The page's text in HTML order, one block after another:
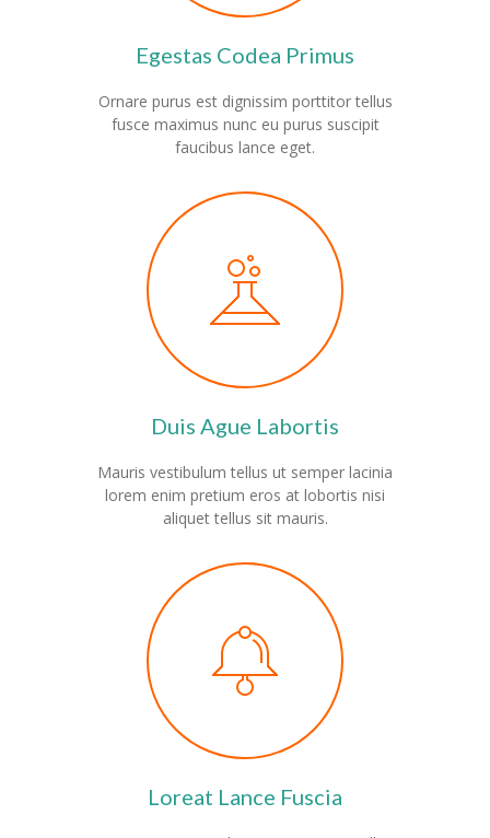
Egestas Codea Primus
Ornare purus est dignissim porttitor tellus
fusce maximus nunc eu purus suscipit
faucibus lance eget.
Duis Ague Labortis
Mauris vestibulum tellus ut semper lacinia
lorem enim pretium eros at lobortis nisi
aliquet tellus sit mauris.
Loreat Lance Fuscia